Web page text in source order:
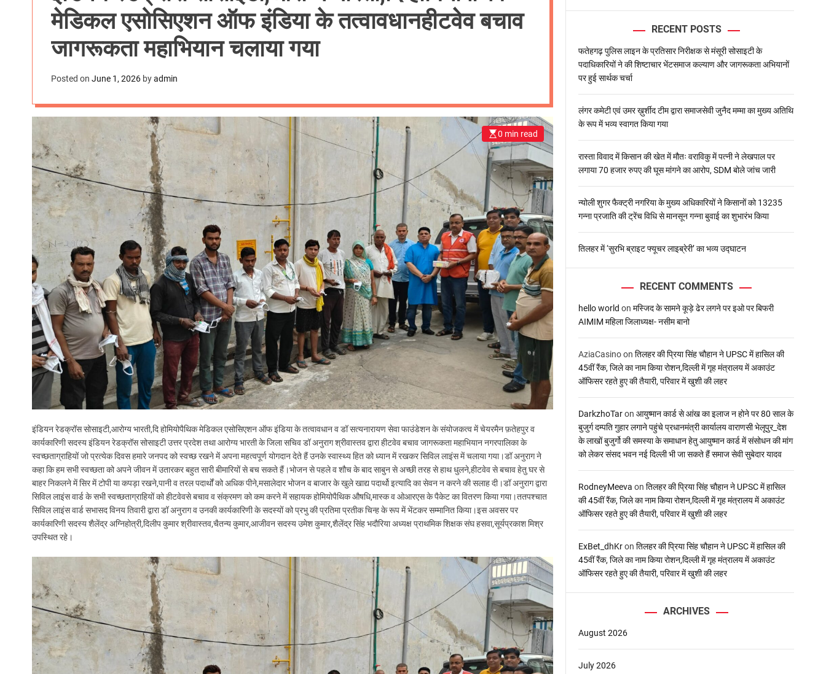
r
o
d
e
मेडिकल एसोसिएशन ऑफ इंडिया के तत्वावधानहीटवेव बचाव
जागरूकता महाभियान चलाया गया
Posted on June 1, 2026 byadmin
0 min read
इंडियन रेडक्रॉस सोसाइटी,आरोग्य भारती,दि होमियोपैथिक मेडिकल एसोसिएशन ऑफ इंडिया के तत्वावधान व डॉ सत्यनारायण सेवा फाउंडेशन के संयोजकत्व में चेयरमैन फ़तेहपुर व
कार्यकारिणी सदस्य इंडियन रेडक्रॉस सोसाइटी उत्तर प्रदेश तथा आरोग्य भारती के जिला सचिव डॉ अनुराग श्रीवास्तव द्वारा हीटवेव बचाव जागरूकता महाभियान नगरपालिका के
स्वच्छताग्राहियों जो प्रत्येक दिवस हमारे जनपद को स्वच्छ रखने में अपना महत्वपूर्ण योगदान देते हैं उनके स्वास्थ्य हित को ध्यान में रखकर सिविल लाइंस में चलाया गया।डॉ अनुराग ने
कहा कि हम सभी स्वच्छता को अपने जीवन में उतारकर बहुत सारी बीमारियों से बच सकते हैं।भोजन से पहले व शौच के बाद साबुन से अच्छी तरह से हाथ धुलने,हीटवेव से बचाव हेतु घर से
बाहर निकलने में सिर में टोपी या कपड़ा रखने,पानी व तरल पदार्थों को अधिक पीने,मसालेदार भोजन व बाजार के खुले खाद्य पदार्थो इत्यादि का सेवन न करने की सलाह दी।डॉ अनुराग द्वारा
सिविल लाइंस वार्ड के सभी स्वच्छताग्राहियों को हीटवेवसे बचाव व संक्रमण को कम करने में सहायक होमियोपैथिक औषधि,मास्क व ओआरएस के पैकेट का वितरण किया गया।ततपश्चात
सिविल लाइंस वार्ड सभासद विनय तिवारी द्वारा डॉ अनुराग व उनकी कार्यकारिणी के सदस्यों को प्रभु की प्रतिमा प्रतीक चिन्ह के रूप में भेंटकर सम्मानित किया।इस अवसर पर
कार्यकारिणी सदस्य शैलेंद्र अग्निहोत्री,दिलीप कुमार श्रीवास्तव,चैतन्य कुमार,आजीवन सदस्य उमेश कुमार,शैलेंद्र सिंह भदौरिया अध्यक्ष प्राथमिक शिक्षक संघ हसवा,सूर्यप्रकाश मिश्र
उपस्थित रहे।
RECENT POSTS
फतेहगढ़ पुलिस लाइन के प्रतिसार निरीक्षक से मंसूरी सोसाइटी के
पदाधिकारियों ने की शिष्टाचार भेंटसमाज कल्याण और जागरूकता अभियानों
पर हुई सार्थक चर्चा
लंगर कमेटी एवं उमर ख़ुर्शीद टीम द्वारा समाजसेवी जुनैद मम्मा का मुख्य अतिथि
के रूप में भव्य स्वागत किया गया
रास्ता विवाद में किसान की खेत में मौतः वराविकु में पत्नी ने लेखपाल पर
लगाया 70 हजार रुपए की घूस मांगने का आरोप, SDM बोले जांच जारी
न्योली शुगर फैक्ट्री नगरिया के मुख्य अधिकारियों ने किसानों को 13235
गन्ना प्रजाति की ट्रेंच विधि से मानसून गन्ना बुवाई का शुभारंभ किया
तिलहर में ‘सुरभि ब्राइट फ्यूचर लाइब्रेरी’ का भव्य उद्घाटन
RECENT COMMENTS
hello world on मस्जिद के सामने कूड़े ढेर लगने पर इओ पर बिफरी
AIMIM महिला जिलाध्यक्ष- नसीम बानो
AziaCasinoon तिलहर की प्रिया सिंह चौहान ने UPSC में हासिल की
45वीं रैंक, जिले का नाम किया रोशन,दिल्ली में गृह मंत्रालय में अकाउंट
ऑफिसर रहते हुए की तैयारी, परिवार में खुशी की लहर
DarkzhoTaron आयुष्मान कार्ड से आंख का इलाज न होने पर 80 साल के
बुजुर्ग दम्पति गुहार लगाने पहुंचे प्रधानमंत्री कार्यालय वाराणसी भेलूपुर_देश
के लाखों बुजुर्गो की समस्या के समाधान हेतु आयुष्मान कार्ड में संसोधन की मांग
को लेकर संसद भवन नई दिल्ली भी जा सकते हैं समाज सेवी सुबेदार यादव
RodneyMeeva on तिलहर की प्रिया सिंह चौहान ने UPSC में हासिल
की 45वीं रैंक, जिले का नाम किया रोशन,दिल्ली में गृह मंत्रालय में अकाउंट
ऑफिसर रहते हुए की तैयारी, परिवार में खुशी की लहर
ExBet_dhKron तिलहर की प्रिया सिंह चौहान ने UPSC में हासिल की
45वीं रैंक, जिले का नाम किया रोशन,दिल्ली में गृह मंत्रालय में अकाउंट
ऑफिसर रहते हुए की तैयारी, परिवार में खुशी की लहर
ARCHIVES
August 2026
July 2026